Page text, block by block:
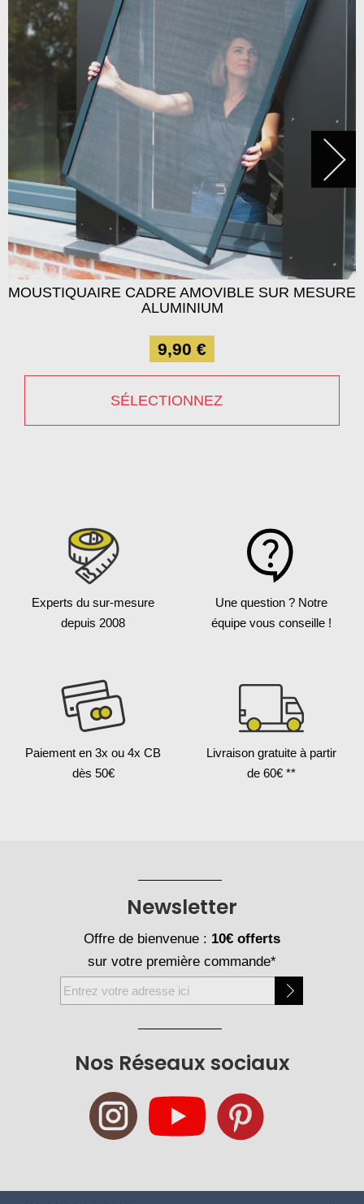
MOUSTIQUAIRE CADRE AMOVIBLE SUR MESURE
ALUMINIUM
9,90 €
SÉLECTIONNEZ
Experts du sur-mesure
depuis 2008
Une question ? Notre
équipe vous conseille !
Paiement en 3x ou 4x CB
dès 50€
Livraison gratuite à partir
de 60€ **
Nos Réseaux sociaux
Newsletter
Offre de bienvenue : 10€ offerts
sur votre première commande*
Inscription
à